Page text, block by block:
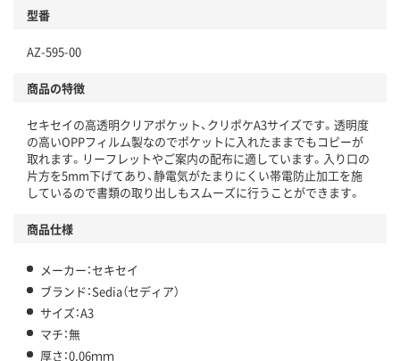
型番
AZ-595-00
商品の特徴
セキセイの高透明クリアポケット、クリポケA3サイズです。透明度
の高いOPPフィルム製なのでポケットに入れたままでもコピーが
取れます。リーフレットやご案内の配布に適しています。入り口の
片方を5mm下げてあり、静電気がたまりにくい帯電防止加工を施
しているので書類の取り出しもスムーズに行うことができます。
商品仕様
メーカー：セキセイ
ブランド：Sedia（セディア）
サイズ：A3
マチ：無
厚さ：0.06ｍｍ